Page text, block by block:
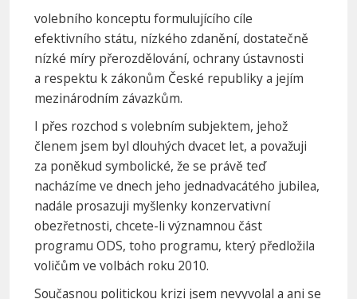
volebního konceptu formulujícího cíle
efektivního státu, nízkého zdanění, dostatečně
nízké míry přerozdělování, ochrany ústavnosti
a respektu k zákonům České republiky a jejím
mezinárodním závazkům.
I přes rozchod s volebním subjektem, jehož
členem jsem byl dlouhých dvacet let, a považuji
za poněkud symbolické, že se právě teď
nacházíme ve dnech jeho jednadvacátého jubilea,
nadále prosazuji myšlenky konzervativní
obezřetnosti, chcete-li významnou část
programu ODS, toho programu, který předložila
voličům ve volbách roku 2010.
Současnou politickou krizi jsem nevyvolal a ani se